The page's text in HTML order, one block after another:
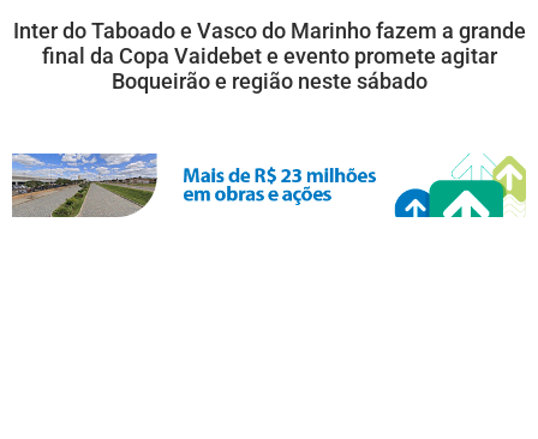
Inter do Taboado e Vasco do Marinho fazem a grande
final da Copa Vaidebet e evento promete agitar
Boqueirão e região neste sábado